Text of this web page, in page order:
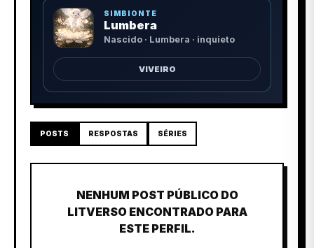
SIMBIONTE
Lumbera
Nascido · Lumbera · inquieto
VIVEIRO
POSTS RESPOSTAS SÉRIES
NENHUM POST PÚBLICO DO
LITVERSO ENCONTRADO PARA
ESTE PERFIL.